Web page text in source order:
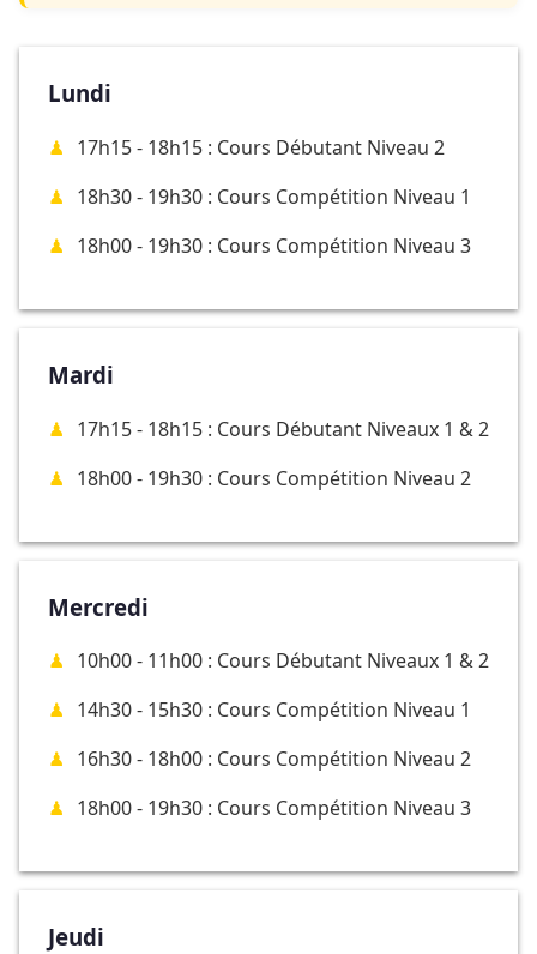
Lundi
17h15 - 18h15 : Cours Débutant Niveau 2
18h30 - 19h30 : Cours Compétition Niveau 1
18h00 - 19h30 : Cours Compétition Niveau 3
Mardi
17h15 - 18h15 : Cours Débutant Niveaux 1 & 2
18h00 - 19h30 : Cours Compétition Niveau 2
Mercredi
10h00 - 11h00 : Cours Débutant Niveaux 1 & 2
14h30 - 15h30 : Cours Compétition Niveau 1
16h30 - 18h00 : Cours Compétition Niveau 2
18h00 - 19h30 : Cours Compétition Niveau 3
Jeudi